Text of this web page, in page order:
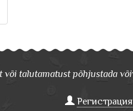
või talutamatust põhjustada
Регистрация